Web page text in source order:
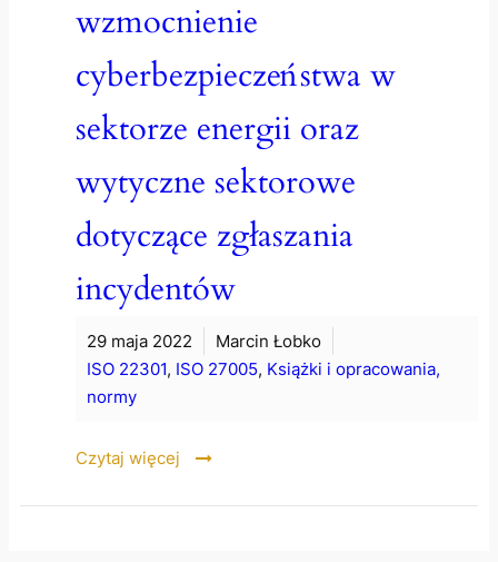
wzmocnienie
cyberbezpieczeństwa w
sektorze energii oraz
wytyczne sektorowe
dotyczące zgłaszania
incydentów
29 maja 2022
Marcin Łobko
ISO 22301, ISO 27005, Książki i opracowania,
normy
Czytaj więcej